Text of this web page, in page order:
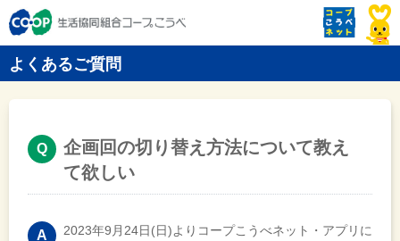
よくあるご質問
企画回の切り替え方法について教え
て欲しい
2023年9月24日(日)よりコープこうべネット・アプリに